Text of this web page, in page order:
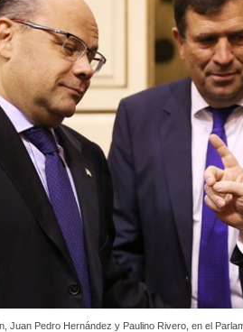
Juan Pedro Hernández y Paulino Rivero, en el